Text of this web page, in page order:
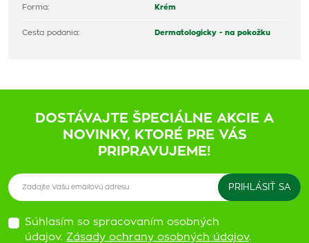
Forma: Krém
Cesta podania: Dermatologicky - na pokožku
DOSTÁVAJTE ŠPECIÁLNE AKCIE A
NOVINKY, KTORÉ PRE VÁS
PRIPRAVUJEME!
Súhlasím so spracovaním osobných
údajov. Zásady ochrany osobných údajov.